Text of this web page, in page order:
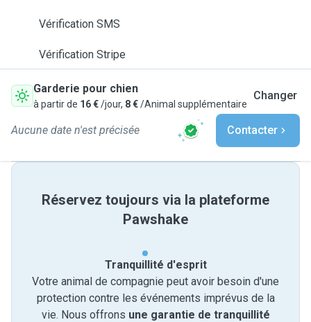
Vérification SMS
Vérification Stripe
Garderie pour chien
à partir de 16 €/jour, 8 €/Animal supplémentaire
Changer
Aucune date n'est précisée Contacter
Réservez toujours via la plateforme
Pawshake
Tranquillité d'esprit
Votre animal de compagnie peut avoir besoin d'une
protection contre les événements imprévus de la
vie. Nous offrons une garantie de tranquillité